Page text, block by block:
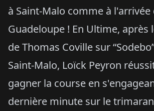
à Saint-Malo comme à l'arrivée
Guadeloupe ! En Ultime, après
de Thomas Coville sur
Saint-Malo, Loïck Peyron
gagner la course en
dernière minute sur le